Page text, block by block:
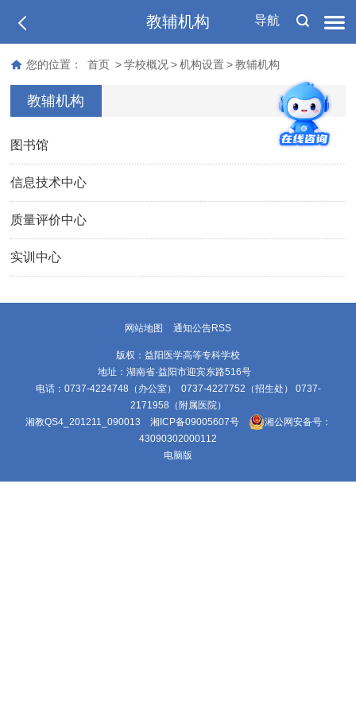
导航
教辅机构
您的位置： 首页 > 学校概况 > 机构设置 > 教辅机构
教辅机构
图书馆
信息技术中心
质量评价中心
实训中心
网站地图 通知公告RSS
版权：益阳医学高等专科学校
地址：湖南省·益阳市迎宾东路516号
电话：0737-4224748（办公室） 0737-4227752（招生处） 0737-
2171958（附属医院）
湘教QS4_201211_090013 湘ICP备09005607号
湘公网安备号：
43090302000112
电脑版